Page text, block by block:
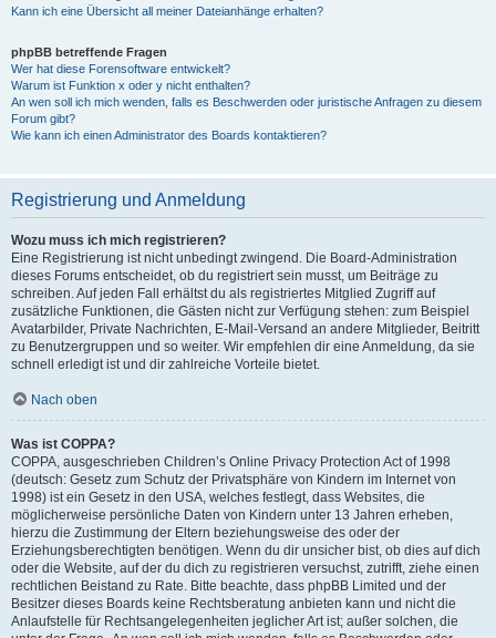
Kann ich eine Übersicht all meiner Dateianhänge erhalten?
phpBB betreffende Fragen
Wer hat diese Forensoftware entwickelt?
Warum ist Funktion x oder y nicht enthalten?
An wen soll ich mich wenden, falls es Beschwerden oder juristische Anfragen zu diesem
Forum gibt?
Wie kann ich einen Administrator des Boards kontaktieren?
Registrierung und Anmeldung
Wozu muss ich mich registrieren?
Eine Registrierung ist nicht unbedingt zwingend. Die Board-Administration
dieses Forums entscheidet, ob du registriert sein musst, um Beiträge zu
schreiben. Auf jeden Fall erhältst du als registriertes Mitglied Zugriff auf
zusätzliche Funktionen, die Gästen nicht zur Verfügung stehen: zum Beispiel
Avatarbilder, Private Nachrichten, E-Mail-Versand an andere Mitglieder, Beitritt
zu Benutzergruppen und so weiter. Wir empfehlen dir eine Anmeldung, da sie
schnell erledigt ist und dir zahlreiche Vorteile bietet.
Nach oben
Was ist COPPA?
COPPA, ausgeschrieben Children’s Online Privacy Protection Act of 1998
(deutsch: Gesetz zum Schutz der Privatsphäre von Kindern im Internet von
1998) ist ein Gesetz in den USA, welches festlegt, dass Websites, die
möglicherweise persönliche Daten von Kindern unter 13 Jahren erheben,
hierzu die Zustimmung der Eltern beziehungsweise des oder der
Erziehungsberechtigten benötigen. Wenn du dir unsicher bist, ob dies auf dich
oder die Website, auf der du dich zu registrieren versuchst, zutrifft, ziehe einen
rechtlichen Beistand zu Rate. Bitte beachte, dass phpBB Limited und der
Besitzer dieses Boards keine Rechtsberatung anbieten kann und nicht die
Anlaufstelle für Rechtsangelegenheiten jeglicher Art ist; außer solchen, die